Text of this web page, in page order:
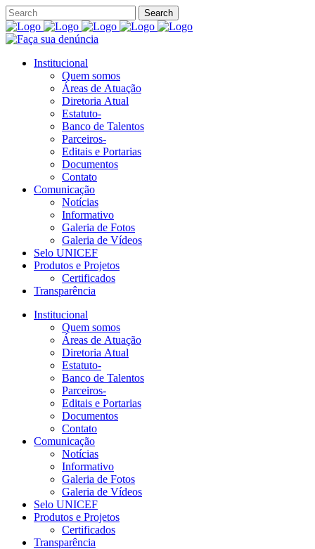
Institucional
Quem somos
Áreas de Atuação
Diretoria Atual
Estatuto-
Banco de Talentos
Parceiros-
Editais e Portarias
Documentos
Contato
Comunicação
Notícias
Informativo
Galeria de Fotos
Galeria de Vídeos
Selo UNICEF
Produtos e Projetos
Certificados
Transparência
Institucional
Quem somos
Áreas de Atuação
Diretoria Atual
Estatuto-
Banco de Talentos
Parceiros-
Editais e Portarias
Documentos
Contato
Comunicação
Notícias
Informativo
Galeria de Fotos
Galeria de Vídeos
Selo UNICEF
Produtos e Projetos
Certificados
Transparência